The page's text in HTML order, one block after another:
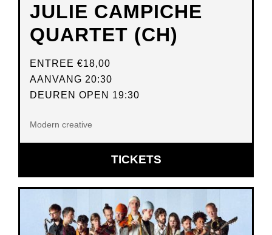
JULIE CAMPICHE
QUARTET (CH)
ENTREE €18,00
AANVANG 20:30
DEUREN OPEN 19:30
Modern creative
TICKETSOPENT
IN
VENSTER